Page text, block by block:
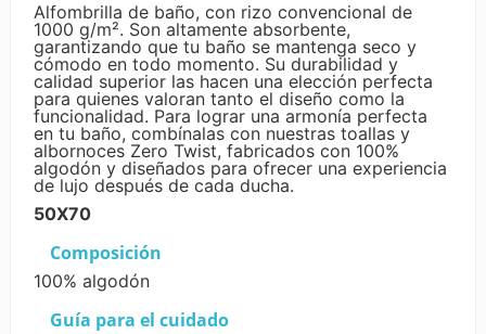
Alfombrilla de baño, con rizo convencional de
1000 g/m². Son altamente absorbente,
garantizando que tu baño se mantenga seco y
cómodo en todo momento. Su durabilidad y
calidad superior las hacen una elección perfecta
para quienes valoran tanto el diseño como la
funcionalidad. Para lograr una armonía perfecta
en tu baño, combínalas con nuestras toallas y
albornoces Zero Twist, fabricados con 100%
algodón y diseñados para ofrecer una experiencia
de lujo después de cada ducha.
50X70
Composición
100% algodón
Guía para el cuidado